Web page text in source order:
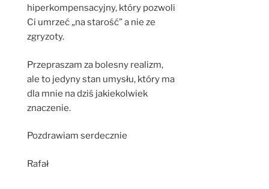
hiperkompensacyjny, który pozwoli
Ci umrzeć „na starość” a nie ze
zgryzoty.
Przepraszam za bolesny realizm,
ale to jedyny stan umysłu, który ma
dla mnie na dziś jakiekolwiek
znaczenie.
Pozdrawiam serdecznie
Rafał